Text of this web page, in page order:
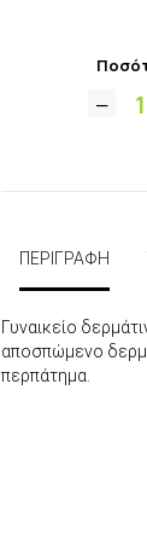
ΠΕΡΙΓΡΑΦΗ
Γυναικείο
αποσπώμενο
περπάτημα.